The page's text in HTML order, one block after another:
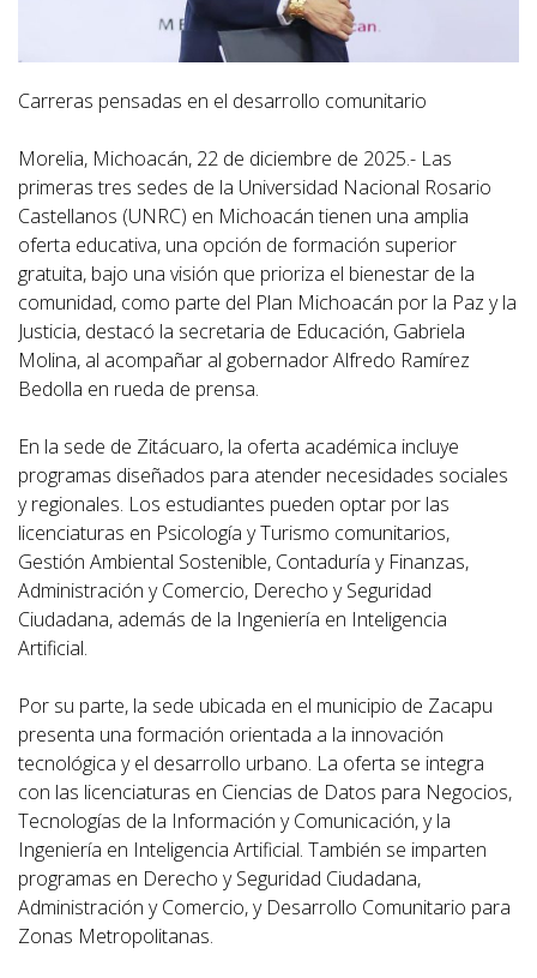
Carreras pensadas en el desarrollo comunitario
Morelia, Michoacán, 22 de diciembre de 2025.- Las
primeras tres sedes de la Universidad Nacional Rosario
Castellanos (UNRC) en Michoacán tienen una amplia
oferta educativa, una opción de formación superior
gratuita, bajo una visión que prioriza el bienestar de la
comunidad, como parte del Plan Michoacán por la Paz y la
Justicia, destacó la secretaria de Educación, Gabriela
Molina, al acompañar al gobernador Alfredo Ramírez
Bedolla en rueda de prensa.
En la sede de Zitácuaro, la oferta académica incluye
programas diseñados para atender necesidades sociales
y regionales. Los estudiantes pueden optar por las
licenciaturas en Psicología y Turismo comunitarios,
Gestión Ambiental Sostenible, Contaduría y Finanzas,
Administración y Comercio, Derecho y Seguridad
Ciudadana, además de la Ingeniería en Inteligencia
Artificial.
Por su parte, la sede ubicada en el municipio de Zacapu
presenta una formación orientada a la innovación
tecnológica y el desarrollo urbano. La oferta se integra
con las licenciaturas en Ciencias de Datos para Negocios,
Tecnologías de la Información y Comunicación, y la
Ingeniería en Inteligencia Artificial. También se imparten
programas en Derecho y Seguridad Ciudadana,
Administración y Comercio, y Desarrollo Comunitario para
Zonas Metropolitanas.